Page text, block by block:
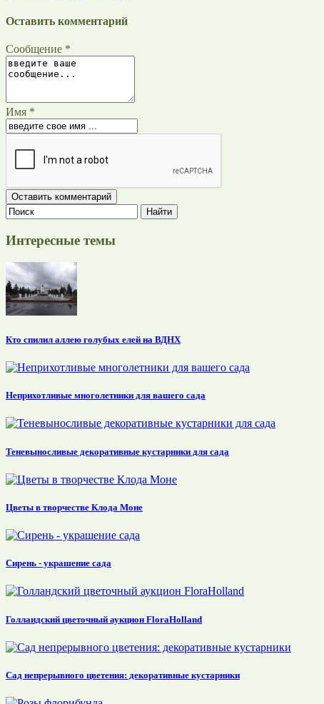
Оставить комментарий
Сообщение *
Имя *
Интересные темы
Кто спилил аллею голубых елей на ВДНХ
Неприхотливые многолетники для вашего сада
Теневыносливые декоративные кустарники для сада
Цветы в творчестве Клода Моне
Сирень - украшение сада
Голландский цветочный аукцион FloraHolland
Сад непрерывного цветения: декоративные кустарники